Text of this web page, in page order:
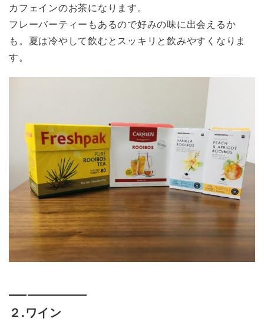
カフェインのお茶になります。
フレーバーティーもあるので好みの味に出会えるか
も。夏は冷やして飲むとスッキリと飲みやすくなりま
す。
２.ワイン